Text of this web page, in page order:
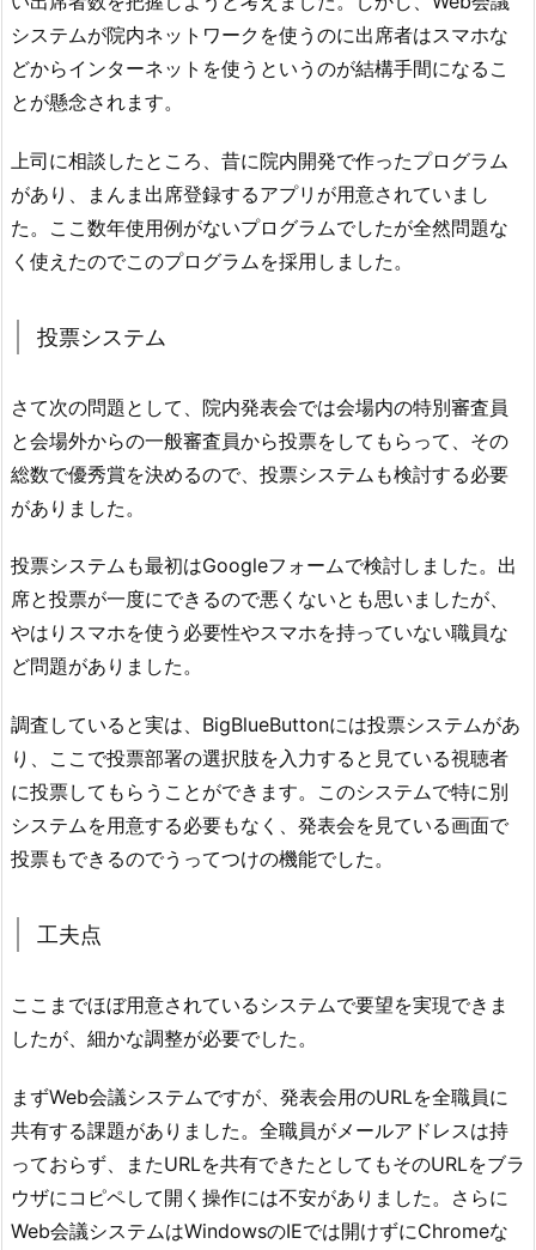
システムが院内ネットワークを使うのに出席者はスマホな
どからインターネットを使うというのが結構手間になるこ
とが懸念されます。
上司に相談したところ、昔に院内開発で作ったプログラム
があり、まんま出席登録するアプリが用意されていまし
た。ここ数年使用例がないプログラムでしたが全然問題な
く使えたのでこのプログラムを採用しました。
投票システム
さて次の問題として、院内発表会では会場内の特別審査員
と会場外からの一般審査員から投票をしてもらって、その
総数で優秀賞を決めるので、投票システムも検討する必要
がありました。
投票システムも最初はGoogleフォームで検討しました。出
席と投票が一度にできるので悪くないとも思いましたが、
やはりスマホを使う必要性やスマホを持っていない職員な
ど問題がありました。
調査していると実は、BigBlueButtonには投票システムがあ
り、ここで投票部署の選択肢を入力すると見ている視聴者
に投票してもらうことができます。このシステムで特に別
システムを用意する必要もなく、発表会を見ている画面で
投票もできるのでうってつけの機能でした。
工夫点
ここまでほぼ用意されているシステムで要望を実現できま
したが、細かな調整が必要でした。
まずWeb会議システムですが、発表会用のURLを全職員に
共有する課題がありました。全職員がメールアドレスは持
っておらず、またURLを共有できたとしてもそのURLをブラ
ウザにコピペして開く操作には不安がありました。さらに
Web会議システムはWindowsのIEでは開けずにChromeな